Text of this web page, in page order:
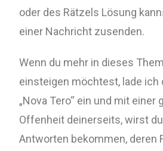
oder des Rätzels Lösung
einer Nachricht zusenden.
Wenn du mehr in dieses
einsteigen möchtest, lade ich
„Nova Tero“ ein und mit einer
Offenheit deinerseits, wirst
Antworten bekommen, deren